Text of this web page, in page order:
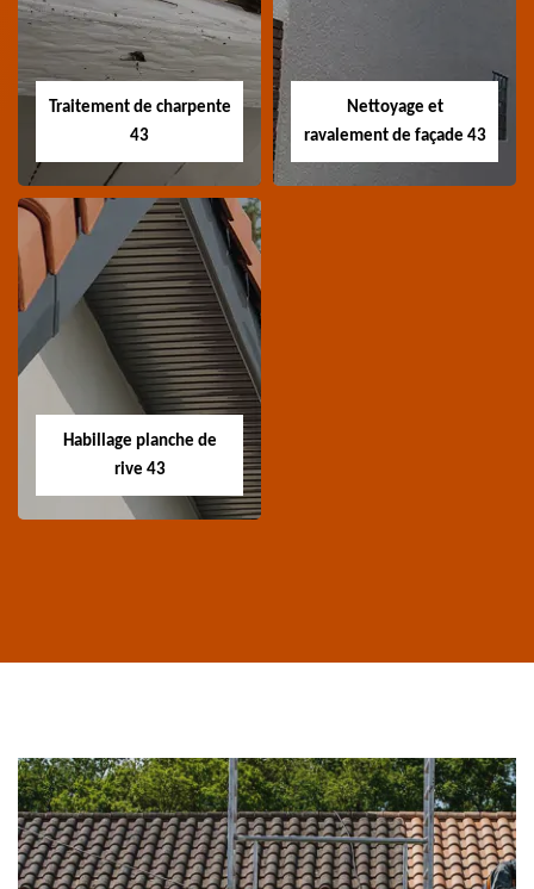
Devis nettoyage de
toiture 43 Haute-Loire
Devis réparation de
toiture 43 Haute-Loire
Traitement de charpente
43
Traitement de
charpente 43
Spécialiste en
traitement de
Loire
Nettoyage et
ravalement de façade 43
Habillage planche de
rive 43
de rive 43
Haute-Loire